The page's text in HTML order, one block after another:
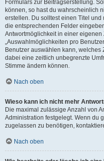
Formulars zur Beitragserstellung.
können, so hast du wahrscheinlich
erstellen. Du solltest einen Titel
die entsprechenden Felder
Antwortmöglichkeit in einer
„Auswahlmöglichkeiten pro
Benutzer auswählen kann,
dabei eine zeitlich unbegrenzte
Stimme ändern können.
Nach oben
Wieso kann ich nicht mehr
Die maximal zulässige Anzahl von
Administration festgelegt. Wenn du
zugelassen zu benötigen,
Nach oben